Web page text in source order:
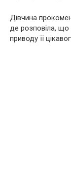
Дівчина
де розповіла, що
приводу її